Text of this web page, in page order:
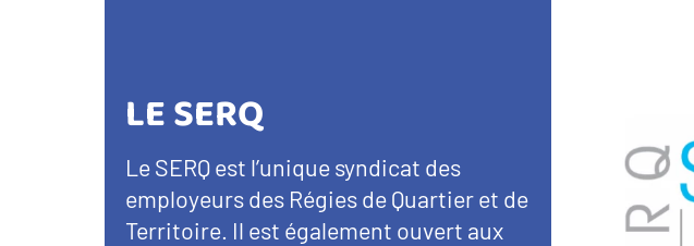
LE SERQ
Texte
d’introduction
Le SERQ est l’unique syndicat des
employeurs des Régies de Quartier et de
Territoire. Il est également ouvert aux